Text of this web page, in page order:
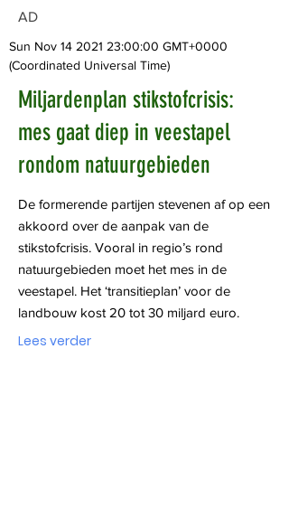
AD
Sun Nov 14 2021 23:00:00 GMT+0000
(Coordinated Universal Time)
Miljardenplan stikstofcrisis:
mes gaat diep in veestapel
rondom natuurgebieden
De formerende partijen stevenen af op een
akkoord over de aanpak van de
stikstofcrisis. Vooral in regio’s rond
natuurgebieden moet het mes in de
veestapel. Het ‘transitieplan’ voor de
landbouw kost 20 tot 30 miljard euro.
Lees verder